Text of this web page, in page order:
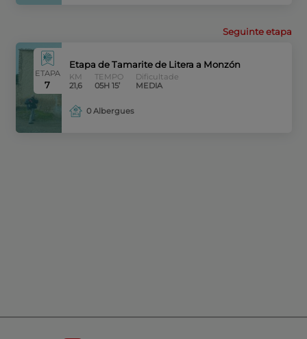
Seguinte etapa
ETAPA
7
Etapa de Tamarite de Litera a Monzón
KM
21,6
TEMPO
05H 15’
Dificultade
MEDIA
0 Albergues